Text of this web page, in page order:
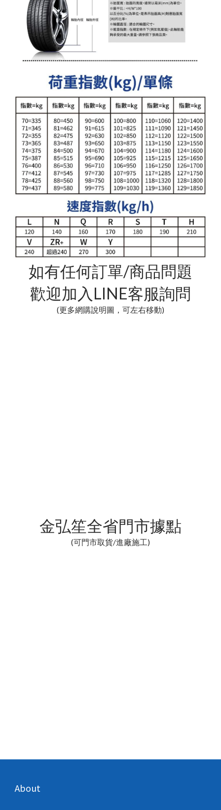
如有任何訂單/商品問題
歡迎加入LINE客服詢問
(更多網購說明圖，可左右移動)
金弘笙全省門市據點
(可門市取貨/進廠施工)
About